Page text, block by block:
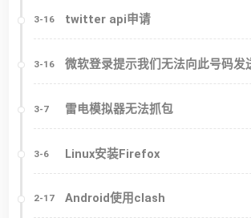
3-16 twitter api申请
3-16 微软登录提示我们无法向此号码发
3-7 雷电模拟器无法抓包
3-6 Linux安装Firefox
2-17 Android使用clash